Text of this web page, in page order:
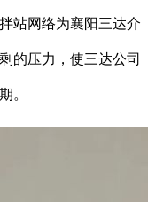
站网络为襄阳三达介
的压力，使三达公司
。